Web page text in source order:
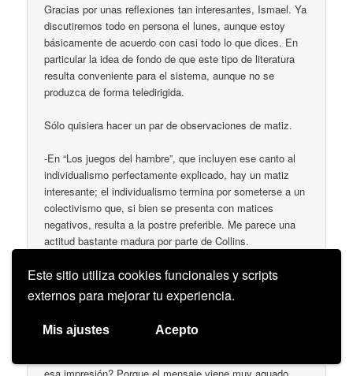
Este sitio utiliza cookies funcionales y scripts
externos para mejorar tu experiencia.
Mis ajustes Acepto
Gracias por unas reflexiones tan interesantes, Ismael. Ya
discutiremos todo en persona el lunes, aunque estoy
básicamente de acuerdo con casi todo lo que dices. En
particular la idea de fondo de que este tipo de literatura
resulta conveniente para el sistema, aunque no se
produzca de forma teledirigida.
Sólo quisiera hacer un par de observaciones de matiz.
-En “Los juegos del hambre”, que incluyen ese canto al
individualismo perfectamente explicado, hay un matiz
interesante; el individualismo termina por someterse a un
colectivismo que, si bien se presenta con matices
negativos, resulta a la postre preferible. Me parece una
actitud bastante madura por parte de Collins.
El otro día estuve viendo la nueva película y te aseguro
que mi percepción y la de quienes me acompañaron es
que es notoriamente antisistema (esa identificación de
los opositores con radicales/terroristas…), mucho más
que el libro, que resulta bastante mucho más ambiguo.